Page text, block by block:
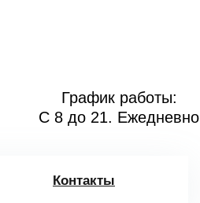
График работы:
С 8 до 21. Ежедневно
Контакты